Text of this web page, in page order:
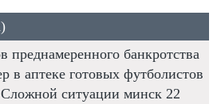
преднамеренного банкротства
в аптеке готовых футболистов
ситуации минск 22